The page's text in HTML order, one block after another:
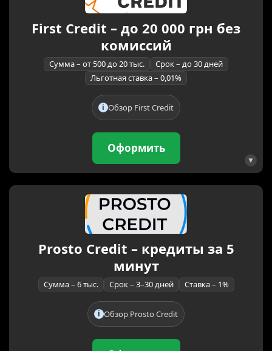
First Credit – до 20 000 грн без
комиссий
Сумма – от 500 до 20 тыс.
Срок – до 30 дней
Льготная ставка – 0,01%
Обзор First Credit
Оформить
Prosto Credit – кредиты за 5
минут
Сумма – 6 тыс. Срок – 3–30 дней Ставка – 1%
Обзор Prosto Credit